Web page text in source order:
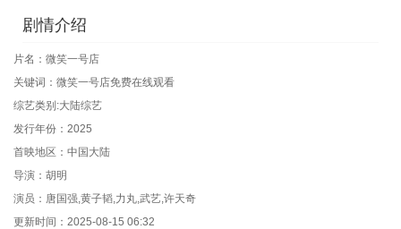
剧情介绍
片名：微笑一号店
关键词：微笑一号店免费在线观看
综艺类别:大陆综艺
发行年份：2025
首映地区：中国大陆
导演：胡明
演员：唐国强,黄子韬,力丸,武艺,许天奇
更新时间：2025-08-15 06:32